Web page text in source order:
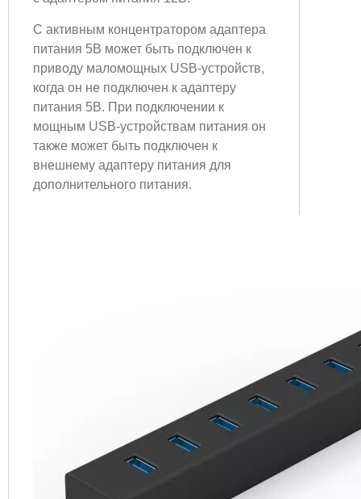
С активным концентратором адаптера
питания 5В может быть подключен к
приводу маломощных USB-устройств,
когда он не подключен к адаптеру
питания 5В. При подключении к
мощным USB-устройствам питания он
также может быть подключен к
внешнему адаптеру питания для
дополнительного питания.